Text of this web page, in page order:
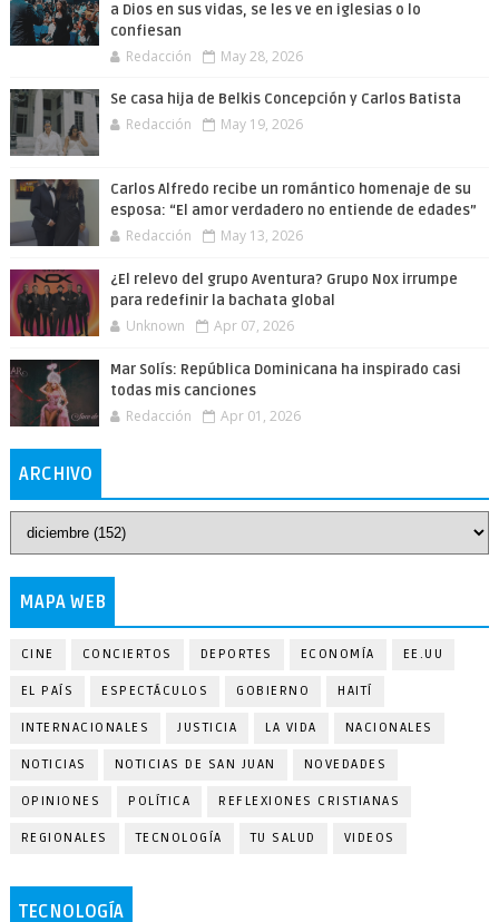
a Dios en sus vidas, se les ve en iglesias o lo
confiesan
Redacción May 28, 2026
Se casa hija de Belkis Concepción y Carlos Batista
Redacción May 19, 2026
Carlos Alfredo recibe un romántico homenaje de su
esposa: “El amor verdadero no entiende de edades”
Redacción May 13, 2026
¿El relevo del grupo Aventura? Grupo Nox irrumpe
para redefinir la bachata global
Unknown Apr 07, 2026
Mar Solís: República Dominicana ha inspirado casi
todas mis canciones
Redacción Apr 01, 2026
ARCHIVO
MAPA WEB
CINE CONCIERTOS DEPORTES ECONOMÍA EE.UU
EL PAÍS ESPECTÁCULOS GOBIERNO HAITÍ
INTERNACIONALES JUSTICIA LA VIDA NACIONALES
NOTICIAS NOTICIAS DE SAN JUAN NOVEDADES
OPINIONES POLÍTICA REFLEXIONES CRISTIANAS
REGIONALES TECNOLOGÍA TU SALUD VIDEOS
TECNOLOGÍA